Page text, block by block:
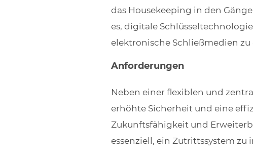
das Housekeeping in den
es, digitale
elektronische Schließmedien zu
Anforderungen
Neben einer flexiblen und
erhöhte Sicherheit und eine
Zukunftsfähigkeit und
essenziell, ein Zutrittssystem